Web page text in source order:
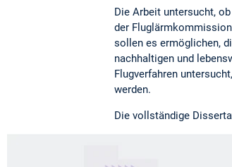
Die Arbeit untersucht,
der
sollen es ermöglichen,
nachhaltigen und
Flugverfahren
werden.
Die vollständige